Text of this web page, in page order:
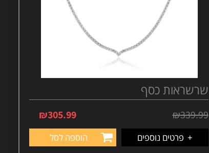
שרשראות כסף
₪339.99
₪305.99
+ פרטים נוספים הוספה לסל